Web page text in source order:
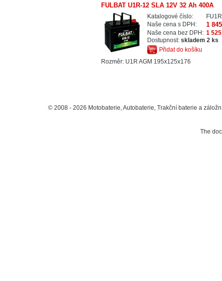
FULBAT U1R-12 SLA 12V 32 Ah 400A
Katalogové číslo:
FU1R
Naše cena s DPH:
1
Naše cena bez DPH: 1
Dostupnost:skladem 2 ks
Přidat do košíku
Rozměr: U1R AGM 195x125x176
© 2008 - 2026 Motobaterie, Autobaterie, Trakční baterie a
The